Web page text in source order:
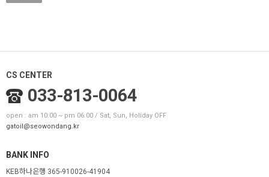
CS CENTER
033-813-0064
open : am 10:00 ~ pm 06:00 / Sat, Sun, Holiday OFF
gatoil@seowondang.kr
BANK INFO
KEB하나은행 365-910026-41904